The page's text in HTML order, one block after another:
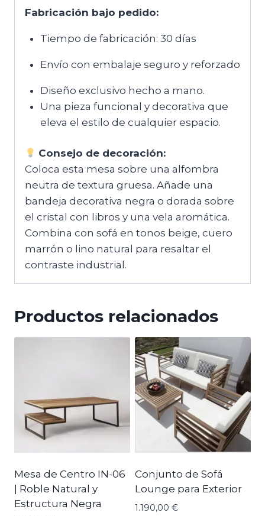
Fabricación bajo pedido:
Tiempo de fabricación: 30 días
Envío con embalaje seguro y reforzado
Diseño exclusivo hecho a mano.
Una pieza funcional y decorativa que
eleva el estilo de cualquier espacio.
Consejo de decoración:
Coloca esta mesa sobre una alfombra
neutra de textura gruesa. Añade una
bandeja decorativa negra o dorada sobre
el cristal con libros y una vela aromática.
Combina con sofá en tonos beige, cuero
marrón o lino natural para resaltar el
contraste industrial.
Productos relacionados
Mesa de Centro IN-06
| Roble Natural y
Estructura Negra
Conjunto de Sofá
Lounge para Exterior
1.190,00 €